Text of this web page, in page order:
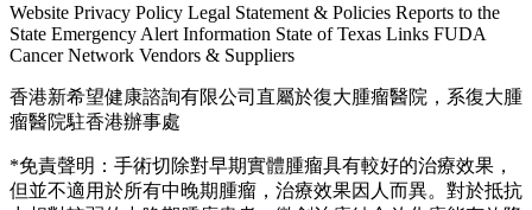
Website Privacy Policy Legal Statement & Policies Reports to the
State Emergency Alert Information State of Texas Links FUDA
Cancer Network Vendors & Suppliers
香港新希望健康諮詢有限公司直屬於復大腫瘤醫院，系復大腫
瘤醫院駐香港辦事處
*免責聲明：手術切除對早期實體腫瘤具有較好的治療效果，
但並不適用於所有中晚期腫瘤，治療效果因人而異。對於抵抗